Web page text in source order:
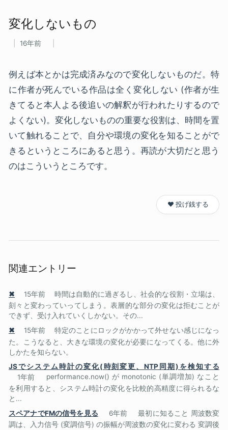
変化しない​もの
16年前
例えば本とかは完成済みなので変化しないものだ。特
に作者が死んでいる作品は全く変化しない (作者が生
きてると本人よる後追いの解釈が行われたりするので
よくない)。変化しないものの重要な役割は、時間を置
いて触れることで、自分や環境の変化を知ることがで
きるというところにあると思う。再読が大切だと思う
のはこういうところです。
❤️ 投げ銭する
関連エントリー
✖ 15年前
時間は自動的に過ぎるし、社会的な役割・立場は、
刻々と変わっていってしまう。表層的な部分の変化は拒むことが
できず、受け入れていくしかない。その...
✖
15年前
特定のことにロックがかかって外せない感じになっ
た。こうなると、大きな環境の変化が必要になってくる。他に外
しかたを知らない。
JSでシステム時計の変化(時刻変更、NTP同期)を検知する
1年前
performance.now() が monotonic (単調増加) なこと
を利用すると、システム時計の変化を比較的高精度に得られるな
と...
スペアナでFMの信号を見る
6年前
最初に知ること 周波数変
調は、入力信号 (変調信号) の振幅が周波数の変化に変わる 変調後